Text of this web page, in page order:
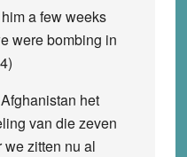
a few weeks
were bombing in
het
van die zeven
zitten nu al